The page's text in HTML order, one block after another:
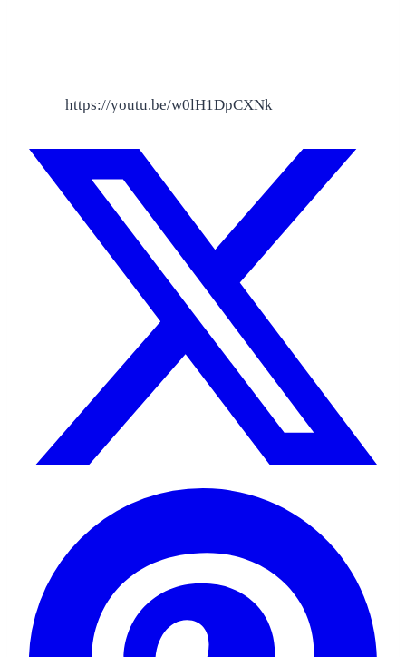
https://youtu.be/w0lH1DpCXNk